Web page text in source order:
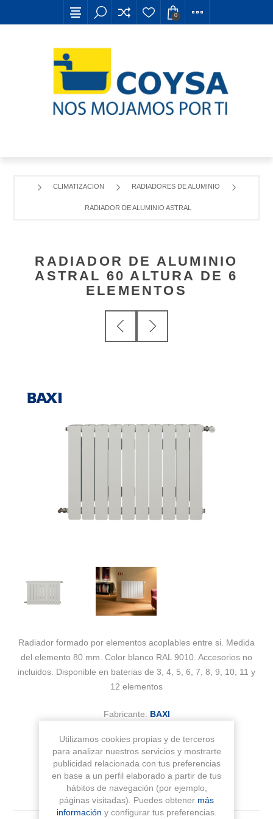
0
CLIMATIZACION RADIADORES DE ALUMINIO
RADIADOR DE ALUMINIO ASTRAL 60 ALTURA DE 6
RADIADOR DE ALUMINIO
ASTRAL 60 ALTURA DE 6
ELEMENTOS
Radiador formado por elementos acoplables entre si. Medida
del elemento 80 mm. Color blanco RAL 9010. Accesorios no
incluidos. Disponible en baterias de 3, 4, 5, 6, 7, 8, 9, 10, 11 y
12 elementos
Fabricante: BAXI
Sku: 7276006
Utilizamos cookies propias y de terceros
para analizar nuestros servicios y mostrarte
publicidad relacionada con tus preferencias
en base a un perfil elaborado a partir de tus
hábitos de navegación (por ejemplo,
páginas visitadas). Puedes obtener más
información y configurar tus preferencias.